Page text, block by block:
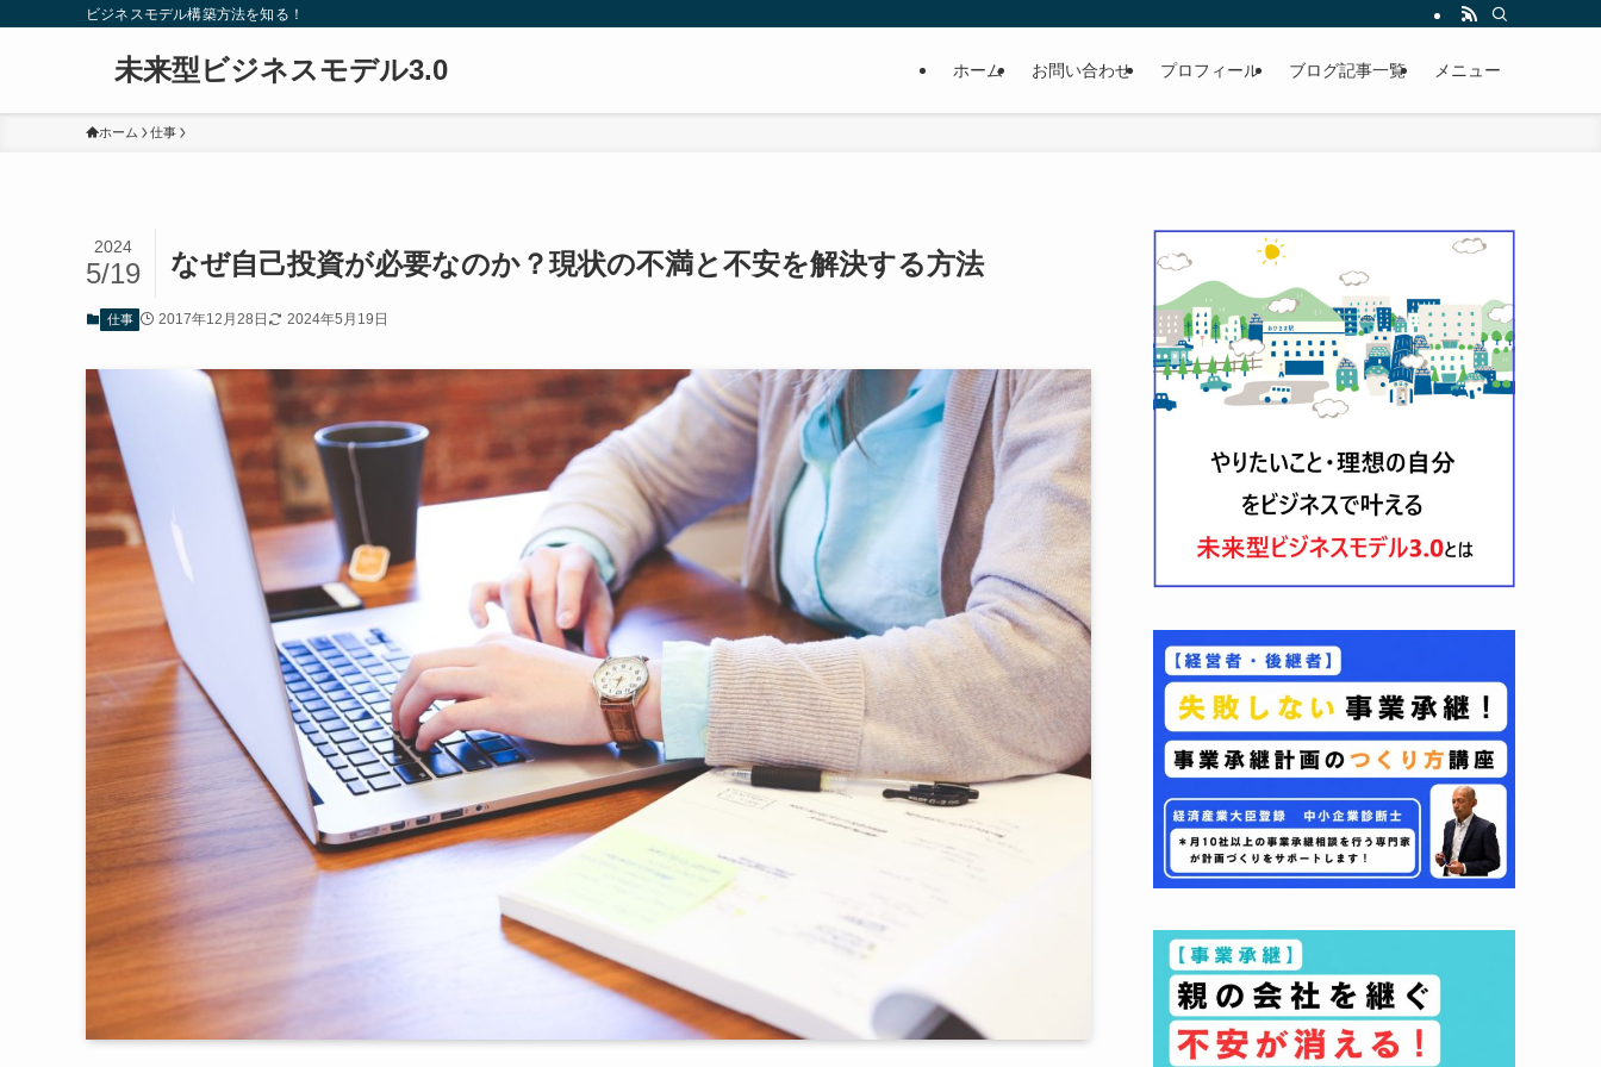
ビジネスモデル構築方法を知る！
未来型ビジネスモデル3.0 ホーム お問い合わせ プロフィール ブログ記事一覧 メニュー
ホーム 仕事
なぜ自己投資が必要なのか？現状の不満と不安を解決する方法
2024
5/19
仕事 2017年12月28日 2024年5月19日